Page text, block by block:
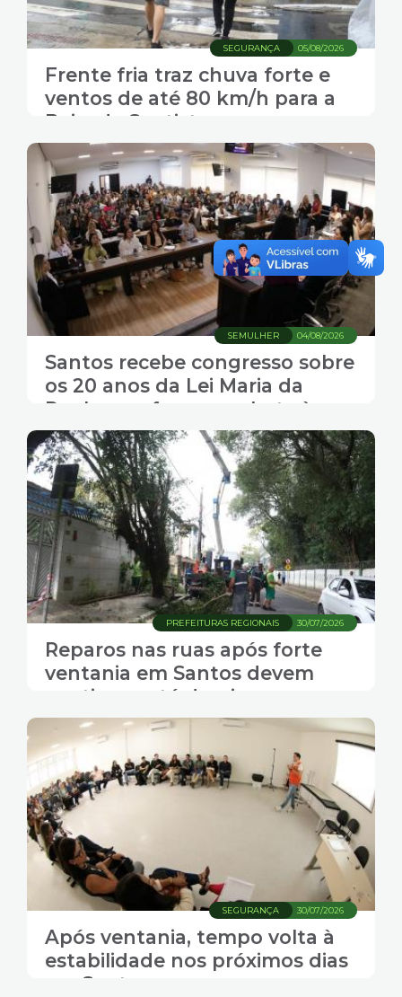
05/08/2026
SEGURANÇA
Frente fria traz chuva forte e
ventos de até 80 km/h para a
Baixada Santista
04/08/2026
SEMULHER
Santos recebe congresso sobre
os 20 anos da Lei Maria da
Penha e reforça combate à
violência contra a mulher
30/07/2026
PREFEITURAS REGIONAIS
Reparos nas ruas após forte
ventania em Santos devem
continuar até domingo
30/07/2026
SEGURANÇA
Após ventania, tempo volta à
estabilidade nos próximos dias
em Santos